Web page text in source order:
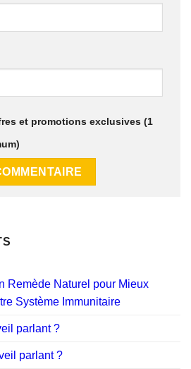
et promotions exclusives (1
Remède Naturel pour Mieux
Système Immunitaire
parlant ?
parlant ?